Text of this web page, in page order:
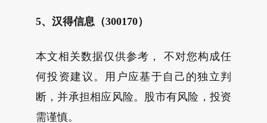
5、汉得信息（300170）
本文相关数据仅供参考， 不对您构成任
何投资建议。用户应基于自己的独立判
断，并承担相应风险。股市有风险，投资
需谨慎。